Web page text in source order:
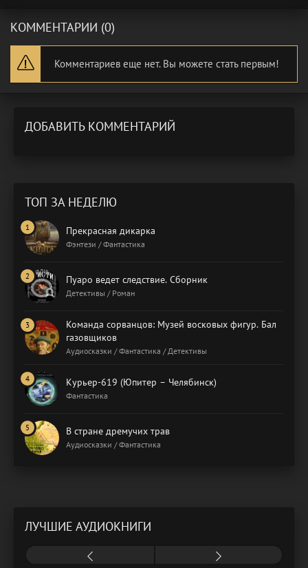
КОММЕНТАРИИ (0)
Комментариев еще нет. Вы можете стать первым!
ДОБАВИТЬ КОММЕНТАРИЙ
ТОП ЗА НЕДЕЛЮ
Прекрасная дикарка
Фэнтези / Фантастика
Пуаро ведет следствие. Сборник
Детективы / Роман
Команда сорванцов: Музей восковых фигур. Бал
газовщиков
Аудиосказки / Фантастика / Детективы
Курьер-619 (Юпитер – Челябинск)
Фантастика
В стране дремучих трав
Аудиосказки / Фантастика
ЛУЧШИЕ АУДИОКНИГИ